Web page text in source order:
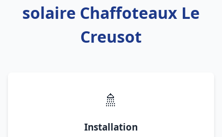
solaire Chaffoteaux Le
Creusot
🚿
Installation